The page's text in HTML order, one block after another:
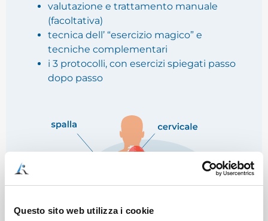
Questo sito web utilizza i cookie
valutazione e trattamento manuale
(facoltativa)
tecnica dell’ “esercizio magico” e
tecniche complementari
i 3 protocolli, con esercizi spiegati passo
dopo passo